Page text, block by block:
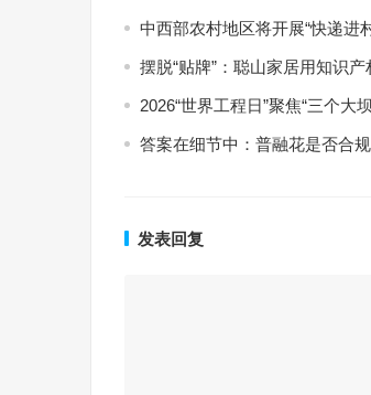
中西部农村地区将开展“快递进
摆脱“贴牌”：聪山家居用知识
2026“世界工程日”聚焦“三个
答案在细节中：普融花是否合
发表回复